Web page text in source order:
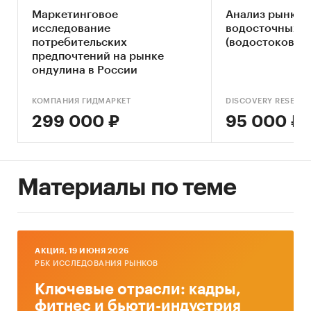
Стандарты битума на мировом рынке и
соответствие отечественной продукции
зарубежным стандартам.
мира.
Уровень цен на битум в России и мире.
Экспорт битума из России по странам
назначения.
Объект исследования
Рынок полимерно-битумного вяжущего в
России, рынок битума в России и мире.
Метод сбора и анализа данных
Основным методом сбора данных является
мониторинг документов.
Маркетинговое
исследование
потребительских
предпочтений на рынке
ондулина в России
КОМПАНИЯ ГИДМАРКЕТ
299 000 ₽
Анализ рынка
водосточных
(водостоков) в
DISCOVERY
95 000 ₽
Материалы по теме
AКЦИЯ, 19 ИЮНЯ 2026
РБК ИССЛЕДОВАНИЯ РЫНКОВ
Ключевые отрасли: кадры,
фитнес и бьюти-индустрия